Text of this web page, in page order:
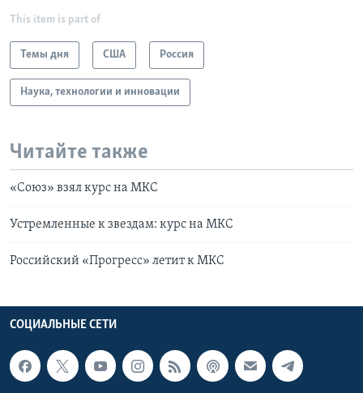
This item is part of
Темы дня США Россия
Наука, технологии и инновации
Читайте также
«Союз» взял курс на МКС
Устремленные к звездам: курс на МКС
Российский «Прогресс» летит к МКС
СОЦИАЛЬНЫЕ СЕТИ